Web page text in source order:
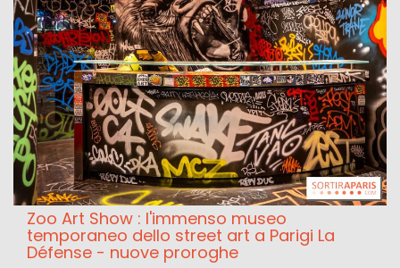
Zoo Art Show : l'immenso museo
temporaneo dello street art a Parigi La
Défense - nuove proroghe